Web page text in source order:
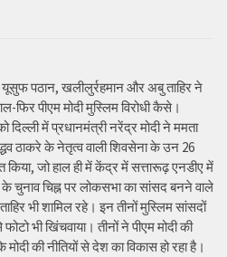
यूसुफ पठान, खलीलुर्रहमान और अबु ताहिर ने
फिर पीएम मोदी मुस्लिम विरोधी कैसे।
में प्रधानमंत्री नरेंद्र मोदी ने ममता
ठाकरे के नेतृत्व वाली शिवसेना के उन 26
जो हाल ही में केंद्र में सत्तारूढ़ एनडीए में
चुनाव चिह्न पर लोकसभा का सांसद बनने वाले
भी शामिल रहे। इन तीनों मुस्लिम सांसदों
भी खिंचवाया। तीनों ने पीएम मोदी की
की नीतियों से देश का विकास हो रहा है।